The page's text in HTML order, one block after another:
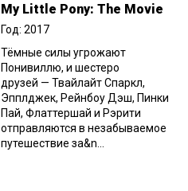
My Little Pony: The Movie
Год: 2017
Тёмные силы угрожают
Понивиллю, и шестеро
друзей — Твайлайт Спаркл,
Эпплджек, Рейнбоу Дэш, Пинки
Пай, Флаттершай и Рэрити
отправляются в незабываемое
путешествие за&n...